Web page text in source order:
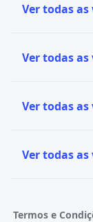
Ver todas as
Ver todas as
Ver todas as
Termos e